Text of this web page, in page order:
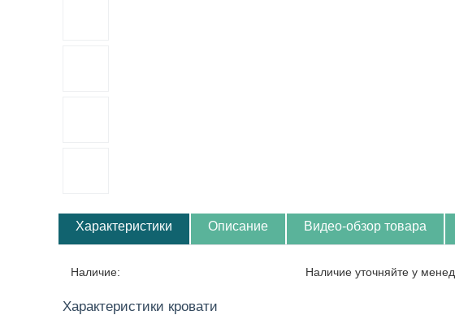
Характеристики Описание Видео-обзор товара
Наличие: Наличие уточняйте у
Характеристики кровати